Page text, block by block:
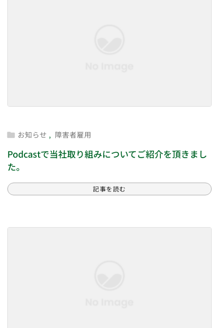
 お知らせ , 障害者雇用
Podcastで当社取り組みについてご紹介を頂きまし
た。
記事を読む